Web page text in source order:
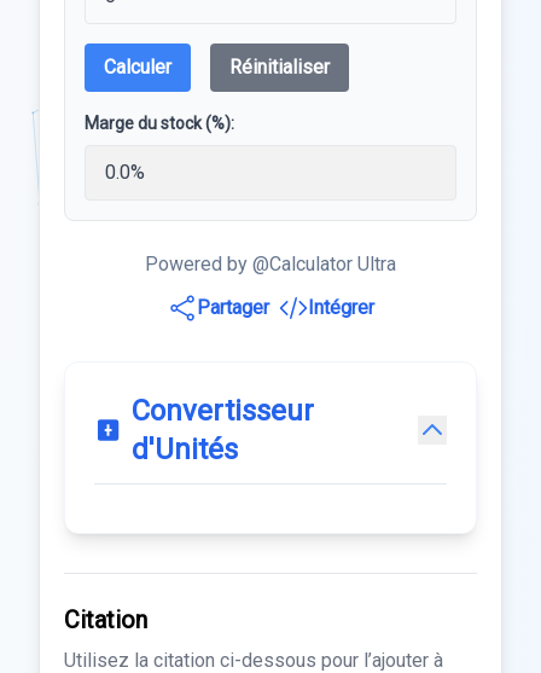
Calculer Réinitialiser
Marge du stock (%):
Powered by @Calculator Ultra
Partager
Intégrer
Convertisseur
d'Unités
Citation
Utilisez la citation ci-dessous pour l’ajouter à